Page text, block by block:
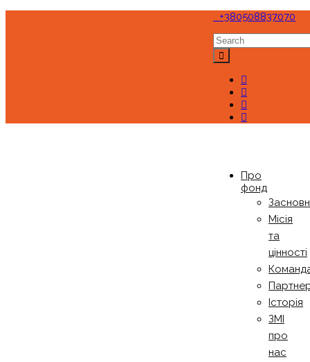
+380508837070
Про
фонд
Місія
та
цінності
Історія
ЗМІ
про
нас